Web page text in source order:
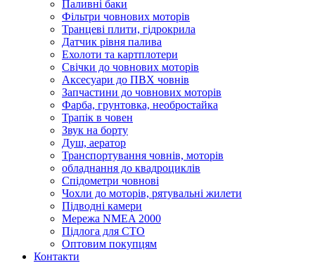
Паливні баки
Фільтри човнових моторів
Транцеві плити, гідрокрила
Датчик рівня палива
Ехолоти та картплотери
Cвічки до човнових моторів
Аксесуари до ПВХ човнів
Запчастини до човнових моторів
Фарба, грунтовка, необростайка
Трапік в човен
Звук на борту
Душ, аератор
Транспортування човнів, моторів
обладнання до квадроциклів
Спідометри човнові
Чохли до моторів, рятувальні жилети
Підводні камери
Мережа NMEA 2000
Підлога для СТО
Оптовим покупцям
Контакти